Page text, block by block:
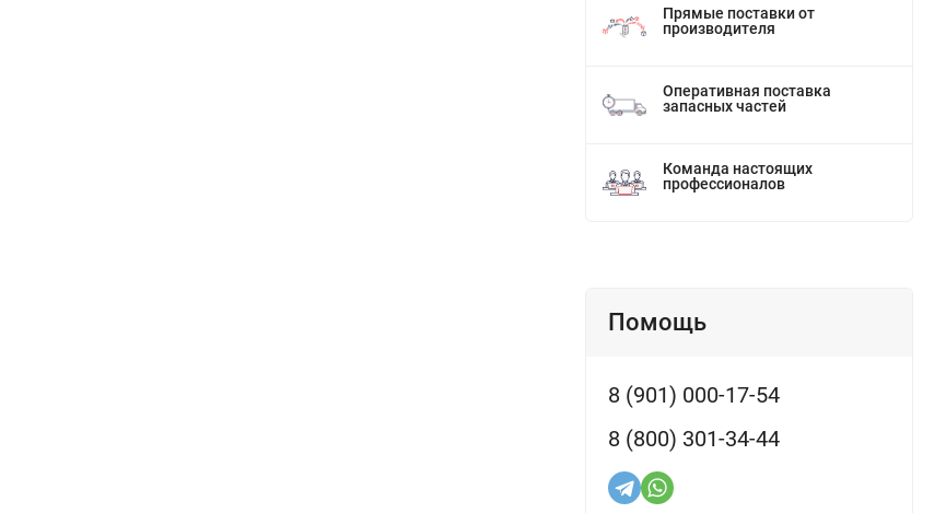
Прямые поставки от
производителя
Оперативная поставка
запасных частей
Команда настоящих
профессионалов
Помощь
8 (901) 000-17-54
8 (800) 301-34-44